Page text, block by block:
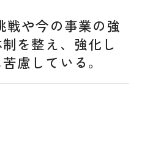
や今の事業の強
を整え、強化し
慮している。